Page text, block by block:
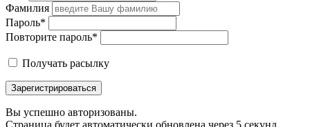
Фамилия
Пароль*
Повторите пароль*
Получать расылку
Зарегистрироваться
Вы успешно авторизованы.
Страница будет автоматически обновлена через 5 секунд.